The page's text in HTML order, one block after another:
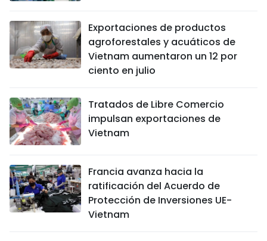
Exportaciones de productos
agroforestales y acuáticos de
Vietnam aumentaron un 12 por
ciento en julio
Tratados de Libre Comercio
impulsan exportaciones de
Vietnam
Francia avanza hacia la
ratificación del Acuerdo de
Protección de Inversiones UE-
Vietnam